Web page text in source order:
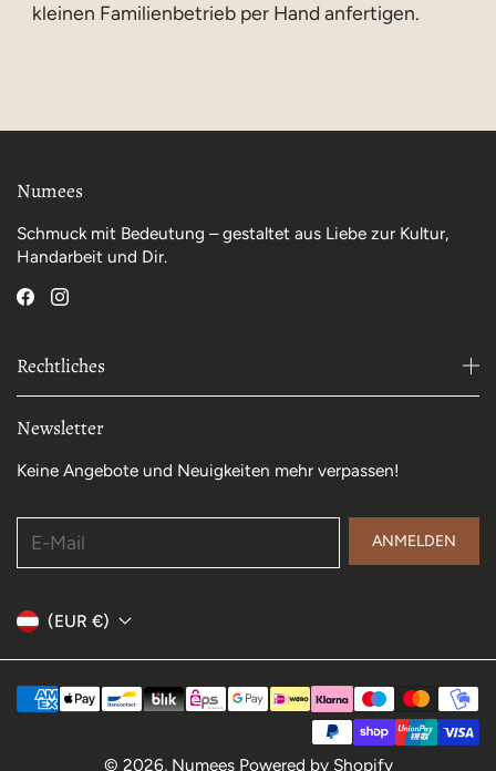
kleinen Familienbetrieb per Hand anfertigen.
Numees
Schmuck mit Bedeutung – gestaltet aus Liebe zur Kultur,
Handarbeit und Dir.
Rechtliches
Newsletter
Keine Angebote und Neuigkeiten mehr verpassen!
ANMELDEN
(EUR €)
© 2026, Numees Powered by Shopify